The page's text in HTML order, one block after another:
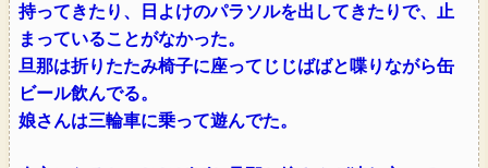
持ってきたり、日よけのパラソルを出してきたりで、止
まっていることがなかった。
旦那は折りたたみ椅子に座ってじじばばと喋りながら缶
ビール飲んでる。
娘さんは三輪車に乗って遊んでた。